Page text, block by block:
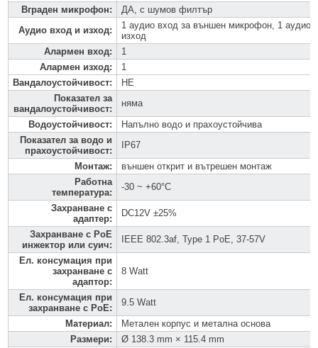
Вграден микрофон:
ДА, с шумов филтър
Аудио вход и изход:
1 аудио вход за външен микрофон, 1 аудио
изход
Алармен вход:
1
Алармен изход:
1
Вандалоустойчивост:
НЕ
Показател за
вандалоустойчивост:
няма
Водоустойчивост:
Напълно водо и прахоустойчива
Показател за водо и
прахоустойчивост:
IP67
Монтаж:
външен открит и вътрешен монтаж
Работна
температура:
-30 ~ +60°C
Захранване с
адаптер:
DC12V ±25%
Захранване с PoE
инжектор или суич:
IEEE 802.3af, Type 1 PoE, 37-57V
Ел. консумация при
захранване с
адаптор:
8 Watt
Ел. консумация при
захранване с PoE:
9.5 Watt
Материал:
Метален корпус и метална основа
Размери:
Ø 138.3 mm × 115.4 mm